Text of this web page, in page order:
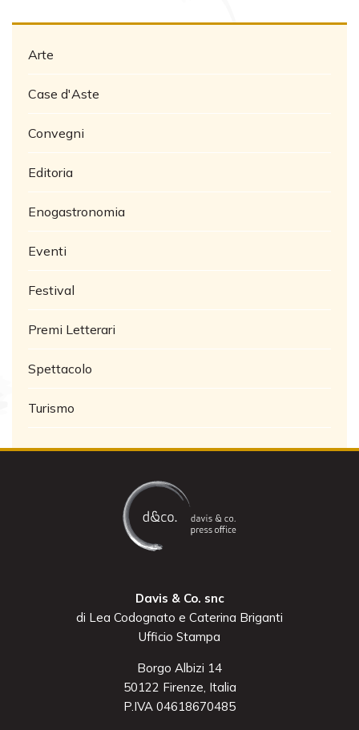
Arte
Case d'Aste
Convegni
Editoria
Enogastronomia
Eventi
Festival
Premi Letterari
Spettacolo
Turismo
Davis & Co. snc
di Lea Codognato e Caterina Briganti
Ufficio Stampa
Borgo Albizi 14
50122 Firenze, Italia
P.IVA 04618670485